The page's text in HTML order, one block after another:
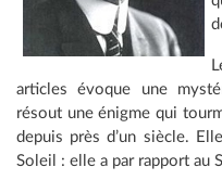
articles évoque une
résout une énigme qui
depuis près d’un siècle.
Soleil : elle a par rapport au